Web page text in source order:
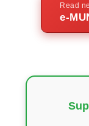
Read
e-